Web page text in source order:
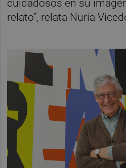
cuidadosos en su
relato”, relata Nuria